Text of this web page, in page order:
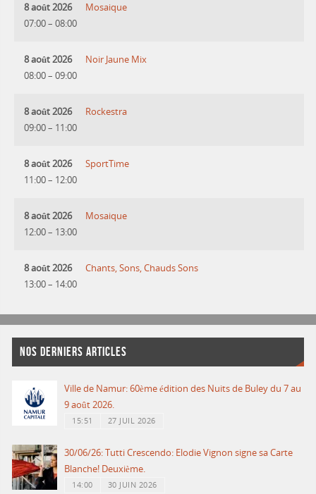
8 août 2026
07:00– 08:00
Mosaique
8 août 2026
08:00– 09:00
Noir Jaune Mix
8 août 2026
09:00– 11:00
Rockestra
8 août 2026
11:00– 12:00
SportTime
8 août 2026
12:00– 13:00
Mosaique
8 août 2026
13:00– 14:00
Chants, Sons, Chauds Sons
NOS DERNIERS ARTICLES
Ville de Namur: 60ème édition des Nuits de Buley du 7 au
9 août 2026.
15:51 27 JUIL 2026
30/06/26: Tutti Crescendo: Elodie Vignon signe sa Carte
Blanche! Deuxième.
14:00 30 JUIN 2026